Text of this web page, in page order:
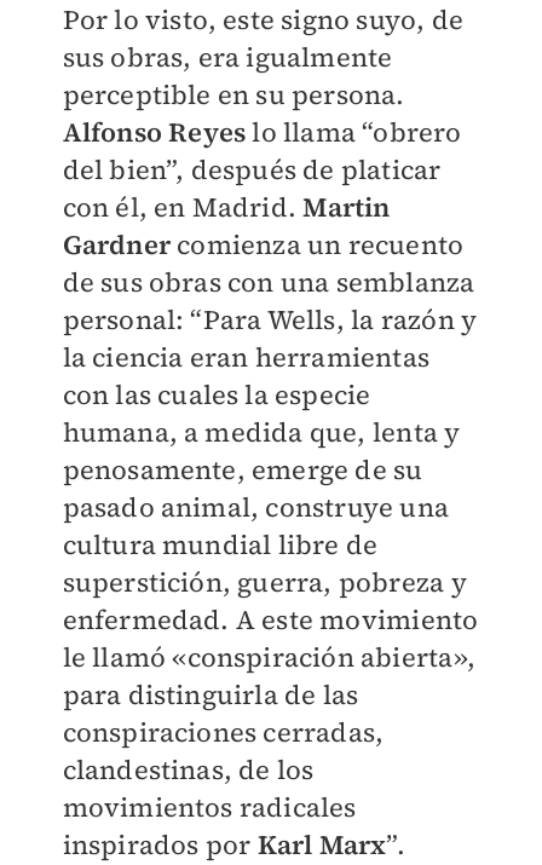
Por lo visto, este signo suyo, de
sus obras, era igualmente
perceptible en su persona.
Alfonso Reyeslo llama “obrero
del bien”, después de platicar
con él, en Madrid.Martin
Gardnercomienza un recuento
de sus obras con una semblanza
personal: “Para Wells, la razón y
la ciencia eran herramientas
con las cuales la especie
humana, a medida que, lenta y
penosamente, emerge de su
pasado animal, construye una
cultura mundial libre de
superstición, guerra, pobreza y
enfermedad. A este movimiento
le llamó «conspiración abierta»,
para distinguirla de las
conspiraciones cerradas,
clandestinas, de los
movimientos radicales
inspirados por Karl Marx”.